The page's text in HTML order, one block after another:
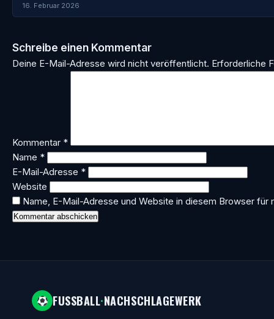
16. Februar 2026
Schreibe einen Kommentar
Deine E-Mail-Adresse wird nicht veröffentlicht. Erforderliche
Kommentar *
Name *
E-Mail-Adresse *
Website
Name, E-Mail-Adresse und Website in diesem Browser für
FUSSBALL·NACHSCHLAGEWERK